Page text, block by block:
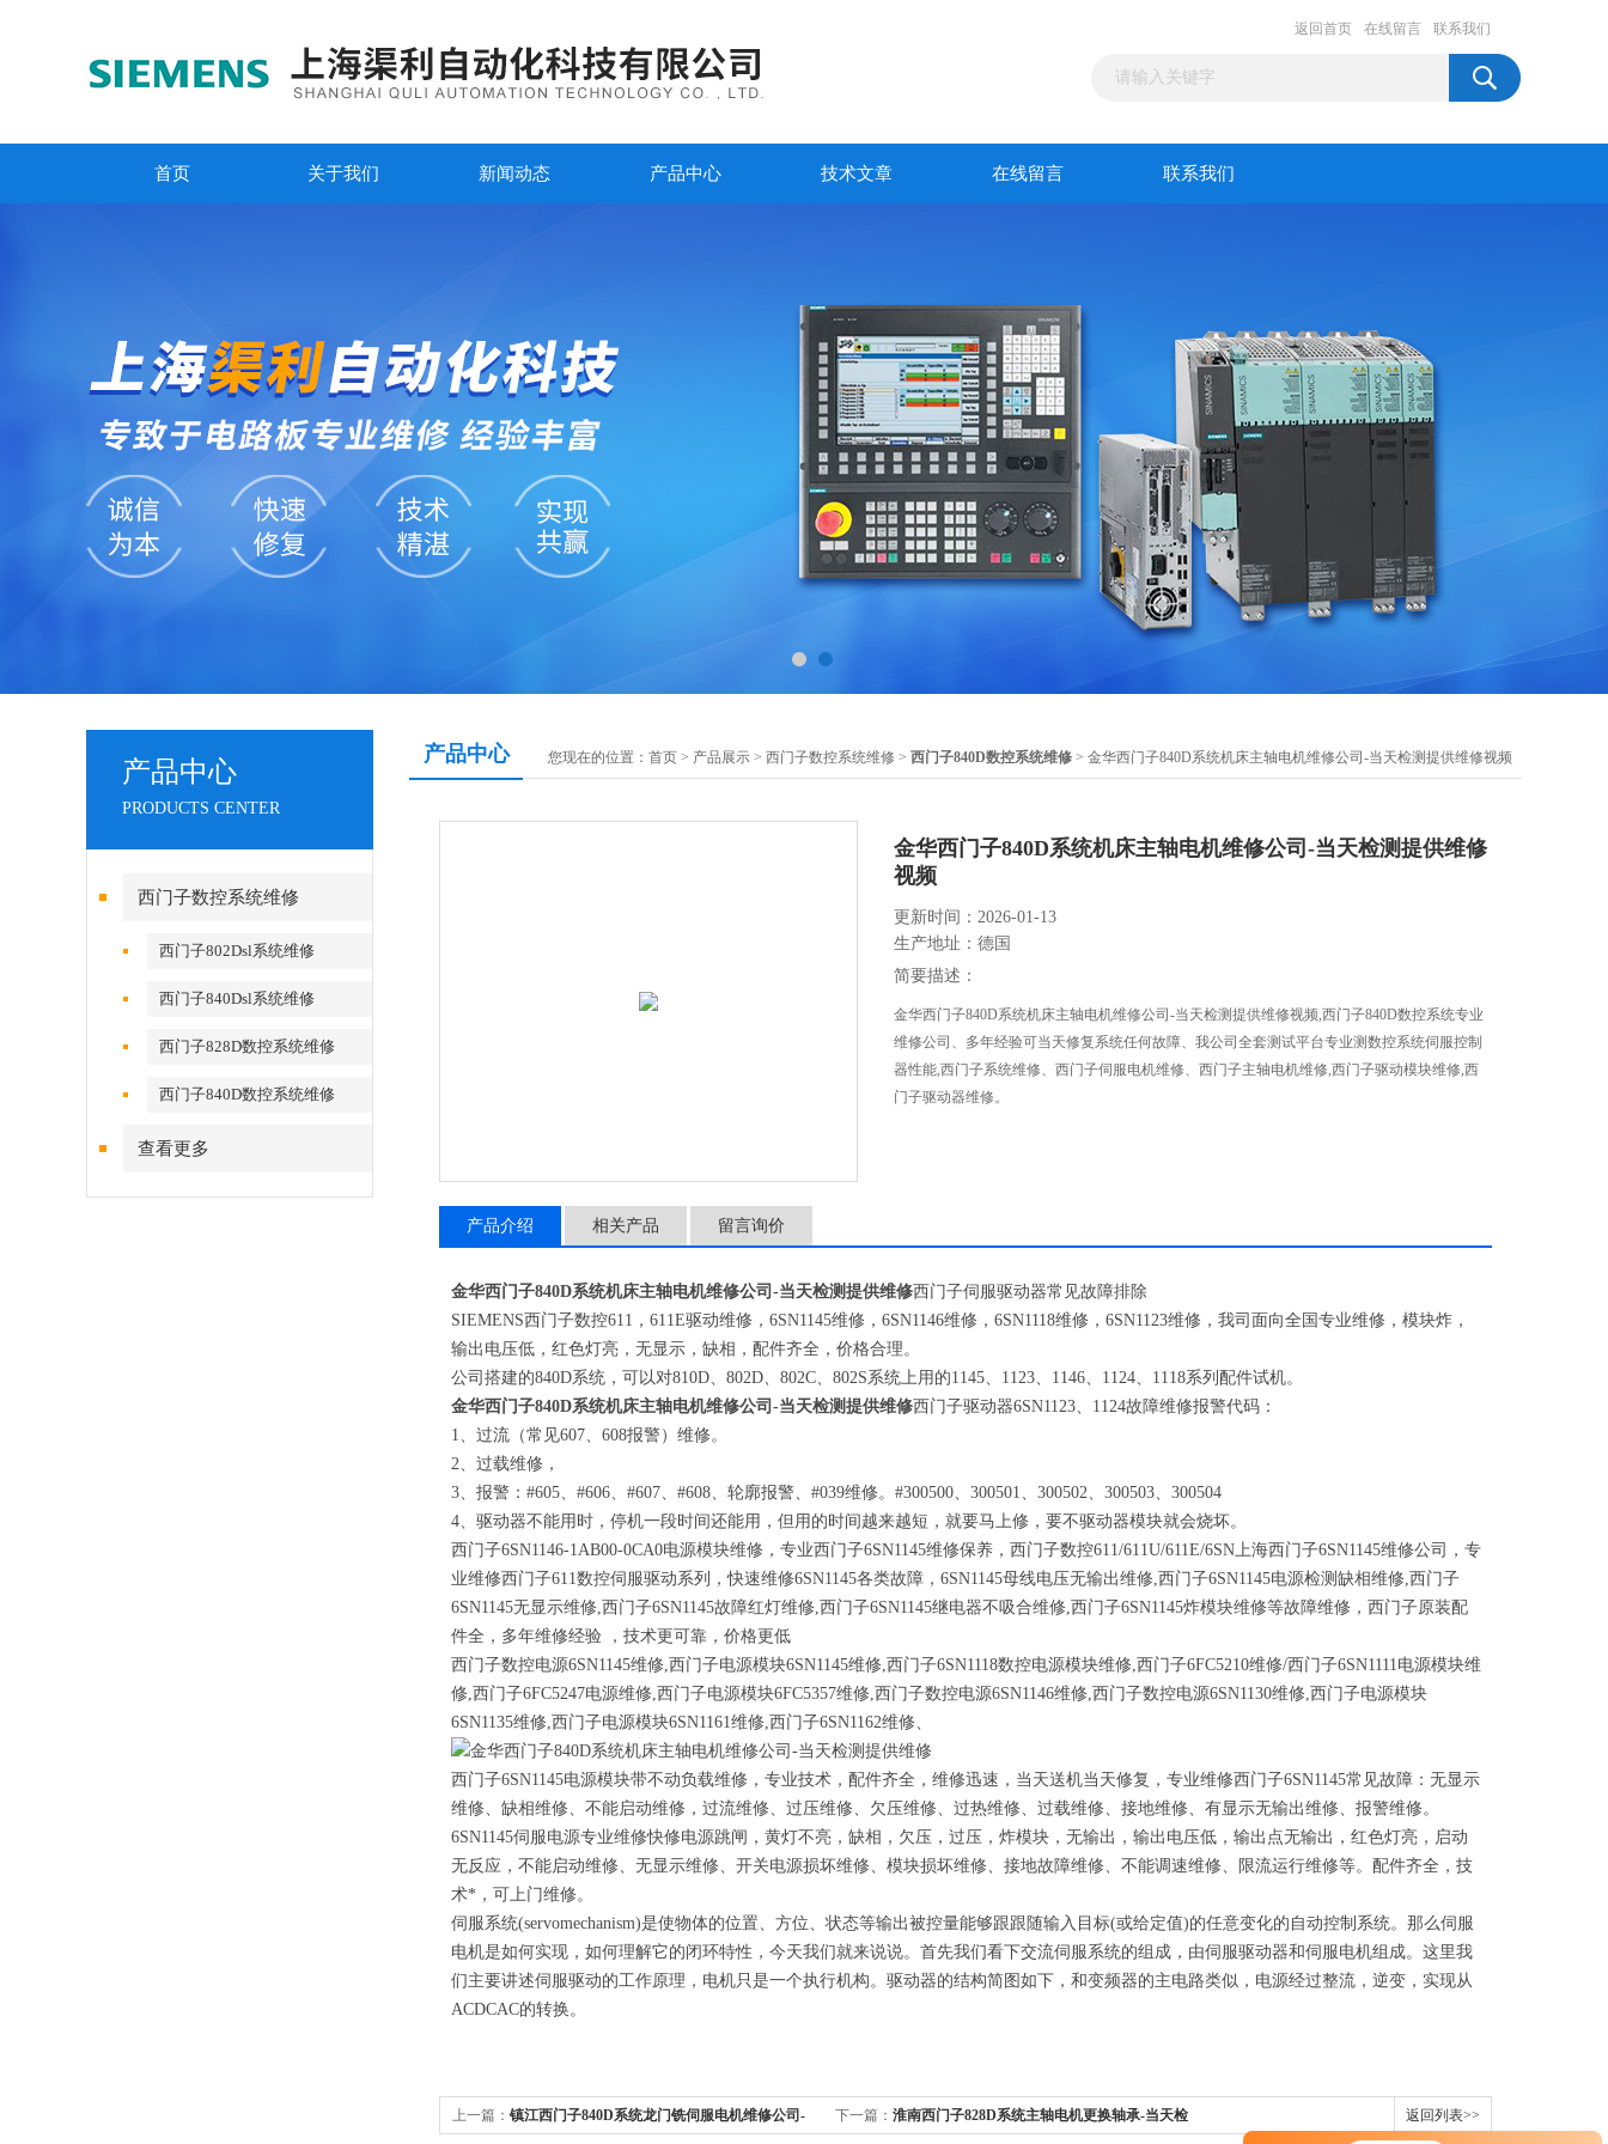
返回首页 在线留言 联系我们
首页 关于我们 新闻动态 产品中心 技术文章 在线留言 联系我们
产品中心
PRODUCTS CENTER
西门子数控系统维修
西门子802Dsl系统维修
西门子840Dsl系统维修
西门子828D数控系统维修
西门子840D数控系统维修
查看更多
产品中心 您现在的位置： 首页 > 产品展示 > 西门子数控系统维修 > 西门子840D数控系统维修 > 金华西门子840D系统机床主轴电机维修公司-当天检测提供维修视频
金华西门子840D系统机床主轴电机维修公司-当天检测提供维修
视频
更新时间：2026-01-13
生产地址：德国
简要描述：
金华西门子840D系统机床主轴电机维修公司-当天检测提供维修视频,西门子840D数控系统专业
维修公司、多年经验可当天修复系统任何故障、我公司全套测试平台专业测数控系统伺服控制
器性能,西门子系统维修、西门子伺服电机维修、西门子主轴电机维修,西门子驱动模块维修,西
门子驱动器维修。
产品介绍 相关产品 留言询价
金华西门子840D系统机床主轴电机维修公司-当天检测提供维修西门子伺服驱动器常见故障排除
SIEMENS西门子数控611 ， 611E驱动维修， 6SN1145维修， 6SN1146维修， 6SN1118维修， 6SN1123维修，我司面向全国专业维修，模块炸，
输出电压低，红色灯亮，无显示，缺相，配件齐全，价格合理。
公司搭建的840D系统，可以对810D、 802D、 802C、 802S系统上用的1145、 1123、 1146、 1124、 1118系列配件试机。
金华西门子840D系统机床主轴电机维修公司-当天检测提供维修西门子驱动器6SN1123、 1124故障维修报警代码：
1、过流（常见607、 608报警）维修。
2、过载维修，
3、报警： #605、 #606、 #607、 #608、轮廓报警、 #039维修。 #300500、 300501、 300502、 300503、 300504
4、驱动器不能用时，停机一段时间还能用，但用的时间越来越短，就要马上修，要不驱动器模块就会烧坏。
西门子6SN1146-1AB00-0CA0电源模块维修，专业西门子6SN1145维修保养，西门子数控611/611U/611E/6SN上海西门子6SN1145维修公司，专
业维修西门子611数控伺服驱动系列，快速维修6SN1145各类故障， 6SN1145母线电压无输出维修,西门子6SN1145电源检测缺相维修,西门子
6SN1145无显示维修,西门子6SN1145故障红灯维修,西门子6SN1145继电器不吸合维修,西门子6SN1145炸模块维修等故障维修，西门子原装配
件全，多年维修经验 ，技术更可靠，价格更低
西门子数控电源6SN1145维修,西门子电源模块6SN1145维修,西门子6SN1118数控电源模块维修,西门子6FC5210维修/西门子6SN1111电源模块维
修,西门子6FC5247电源维修,西门子电源模块6FC5357维修,西门子数控电源6SN1146维修,西门子数控电源6SN1130维修,西门子电源模块
6SN1135维修,西门子电源模块6SN1161维修,西门子6SN1162维修、
西门子6SN1145电源模块带不动负载维修，专业技术，配件齐全，维修迅速，当天送机当天修复，专业维修西门子6SN1145常见故障：无显示
维修、缺相维修、不能启动维修，过流维修、过压维修、欠压维修、过热维修、过载维修、接地维修、有显示无输出维修、报警维修。
6SN1145伺服电源专业维修快修电源跳闸，黄灯不亮，缺相，欠压，过压，炸模块，无输出，输出电压低，输出点无输出，红色灯亮，启动
无反应，不能启动维修、无显示维修、开关电源损坏维修、模块损坏维修、接地故障维修、不能调速维修、限流运行维修等。配件齐全，技
术* ，可上门维修。
伺服系统(servomechanism)是使物体的位置、方位、状态等输出被控量能够跟跟随输入目标(或给定值)的任意变化的自动控制系统。那么伺服
电机是如何实现，如何理解它的闭环特性，今天我们就来说说。首先我们看下交流伺服系统的组成，由伺服驱动器和伺服电机组成。这里我
们主要讲述伺服驱动的工作原理，电机只是一个执行机构。驱动器的结构简图如下，和变频器的主电路类似，电源经过整流，逆变，实现从
ACDCAC的转换。
上一篇： 镇江西门子840D系统龙门铣伺服电机维修公司- 下一篇： 淮南西门子828D系统主轴电机更换轴承-当天检 返回列表>>